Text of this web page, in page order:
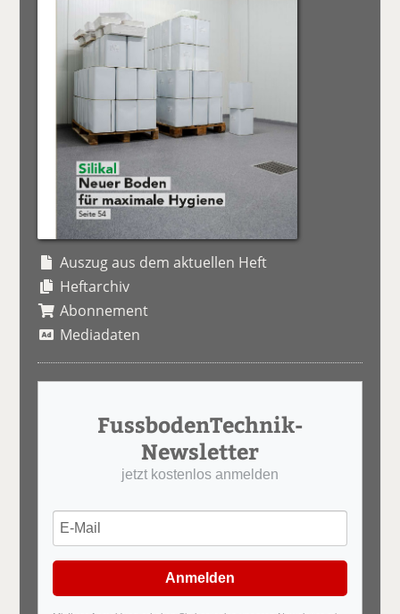
Auszug aus dem aktuellen Heft
Heftarchiv
Abonnement
Mediadaten
FussbodenTechnik-
Newsletter
jetzt kostenlos anmelden
Anmelden